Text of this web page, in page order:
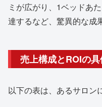
ミが広がり、1ベッドあ
達するなど、驚異的な成
売上構成とROIの
以下の表は、あるサロン